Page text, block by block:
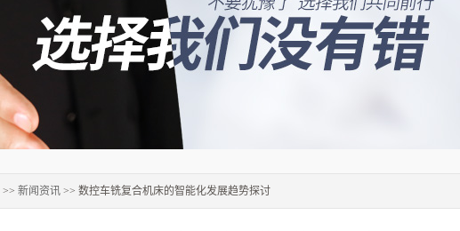
>> 新闻资讯 >> 数控车铣复合机床的智能化发展趋势探讨